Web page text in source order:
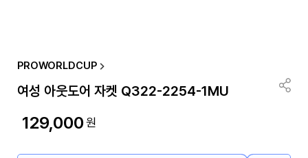
PROWORLDCUP
여성 아웃도어 자켓 Q322-2254-1MU
129,000원